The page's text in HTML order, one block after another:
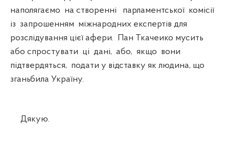
наполягаємо на створенні парламентської комісії
із запрошенням міжнародних експертів для
розслідування цієї афери. Пан Ткачеико мусить
або спростувати ці дані, або, якщо вони
підтвердяться, подати у відставку як людина, що
зганьбила Україну.
Дякую.